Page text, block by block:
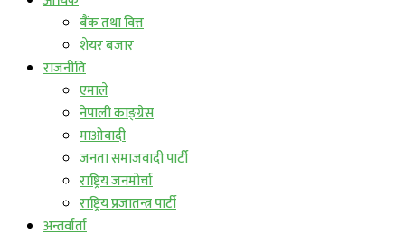
बैंक तथा वित्त
शेयर बजार
राजनीति
एमाले
नेपाली काङ्ग्रेस
माओवादी
जनता समाजवादी पार्टी
राष्ट्रिय जनमोर्चा
राष्ट्रिय प्रजातन्त्र पार्टी
अन्तर्वार्ता